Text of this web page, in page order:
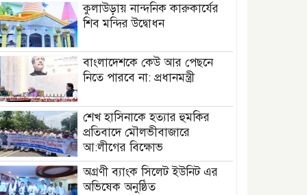
কুলাউড়ায় নান্দনিক কারুকার্যের
শিব মন্দির উদ্বোধন
বাংলাদেশকে কেউ আর পেছনে
নিতে পারবে না: প্রধানমন্ত্রী
শেখ হাসিনাকে হত্যার হুমকির
প্রতিবাদে মৌলভীবাজারে
আ:লীগের বিক্ষোভ
অগ্রণী ব্যাংক সিলেট ইউনিট এর
অভিষেক অনুষ্ঠিত